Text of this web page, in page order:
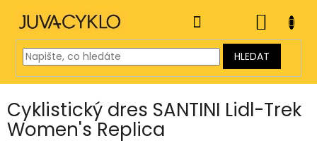
obsah
HLEDAT
KOŠÍK
Cyklistický dres SANTINI Lidl-Trek
Women's Replica